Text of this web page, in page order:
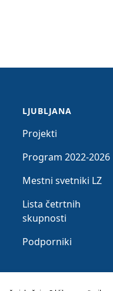
LJUBLJANA
Projekti
Program 2022-2026
Mestni svetniki LZ
Lista četrtnih
skupnosti
Podporniki